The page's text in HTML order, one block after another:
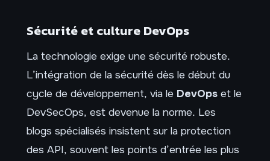
Sécurité et culture DevOps
La technologie exige une sécurité robuste.
L’intégration de la sécurité dès le début du
cycle de développement, via le DevOps et le
DevSecOps, est devenue la norme. Les
blogs spécialisés insistent sur la protection
des API, souvent les points d’entrée les plus